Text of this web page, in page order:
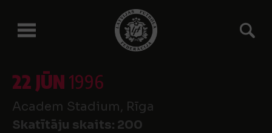
22 JŪN 1996
Academ Stadium, Rīga
Skatītāju skaits: 200